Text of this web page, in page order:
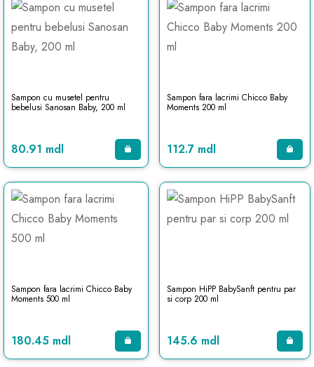
Sampon cu musetel pentru
bebelusi Sanosan Baby, 200 ml
80.91 mdl
Sampon fara lacrimi Chicco Baby
Moments 200 ml
112.7 mdl
Sampon fara lacrimi Chicco Baby
Moments 500 ml
180.45 mdl
Sampon HiPP BabySanft pentru par
si corp 200 ml
145.6 mdl